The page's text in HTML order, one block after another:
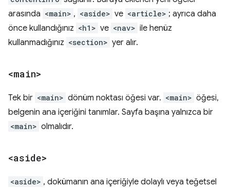
arasında <main> , <aside> ve <article> ; ayrıca daha
önce kullandığınız <h1> ve <nav> ile henüz
kullanmadığınız <section> yer alır.
<main>
Tek bir <main> dönüm noktası öğesi var. <main> öğesi,
belgenin ana içeriğini tanımlar. Sayfa başına yalnızca bir
<main> olmalıdır.
<aside>
<aside> , dokümanın ana içeriğiyle dolaylı veya teğetsel